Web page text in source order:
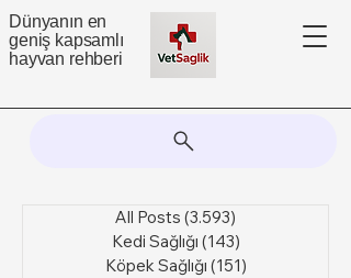
Dünyanın en
geniş kapsamlı
hayvan rehberi
All Posts (3.593)
Kedi Sağlığı (143)
Köpek Sağlığı (151)